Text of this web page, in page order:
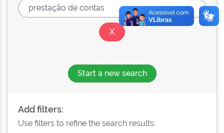
Start a new search
Add filters:
Use filters to refine the search results.